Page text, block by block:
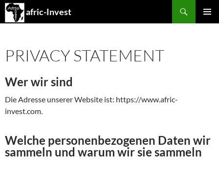
afric-Invest
Search
SKIP
PRIVACY STATEMENT
Wer wir sind
Die Adresse unserer Website ist: https://www.afric-
invest.com.
Welche personenbezogenen Daten wir
sammeln und warum wir sie sammeln